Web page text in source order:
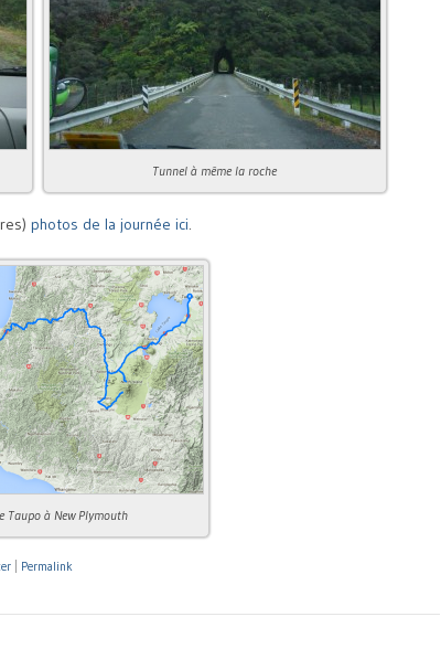
Tunnel à même la roche
photos de la journée ici.
Taupo à New Plymouth
Permalink